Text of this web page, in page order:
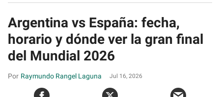
Argentina vs España: fecha,
horario y dónde ver la gran final
del Mundial 2026
Raymundo Rangel Laguna Jul 16, 2026